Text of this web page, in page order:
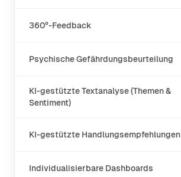
360°-Feedback
Psychische Gefährdungsbeurteilung
KI-gestützte Textanalyse (Themen &
Sentiment)
KI-gestützte Handlungsempfehlungen
Individualisierbare Dashboards